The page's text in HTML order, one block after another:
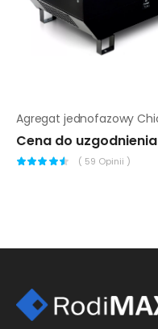
Cena do uzgodnienia
( 59 Opinii )